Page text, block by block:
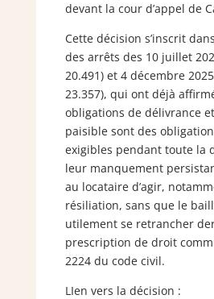
devant la cour d’appel de
Cette décision s’inscrit
des arrêts des 10 juillet
20.491) et 4 décembre 2025
23.357), qui ont déjà
obligations de délivrance
paisible sont des
exigibles pendant toute la
leur manquement
au locataire d’agir,
résiliation, sans que le
utilement se retrancher
prescription de droit
2224 du code civil.
LIen vers la décision :